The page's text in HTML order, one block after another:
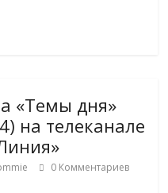
«Темы дня»
на телеканале
0 Комментариев